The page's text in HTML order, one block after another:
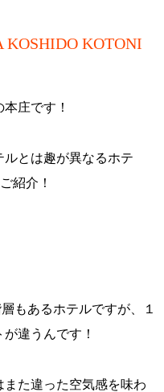
KOTONI
庄です！
とは趣が異なるホテ
紹介！
もあるホテルですが、１
違うんです！
た違った空気感を味わ